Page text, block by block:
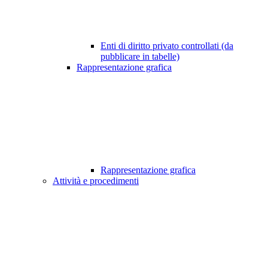
Enti di diritto privato controllati (da
pubblicare in tabelle)
Rappresentazione grafica
Rappresentazione grafica
Attività e procedimenti